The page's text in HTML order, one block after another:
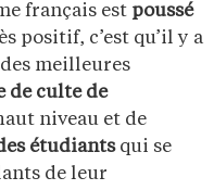
français est poussé
positif, c’est qu’il y a
meilleures
de culte de
niveau et de
étudiants qui se
de leur